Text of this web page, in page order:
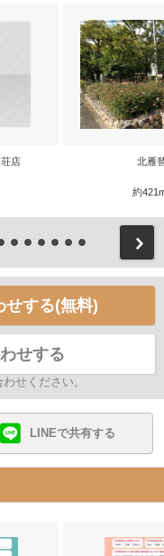
店 北雁
約
せする(無料)
せする
せください。
LINEで共有する